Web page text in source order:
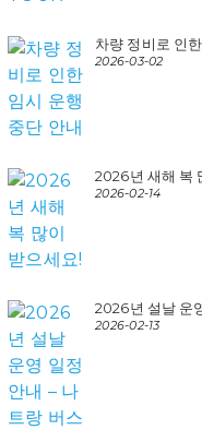
차량 정비로 인
2026-03-02
2026년 새해 복
2026-02-14
2026년 설날 운
2026-02-13